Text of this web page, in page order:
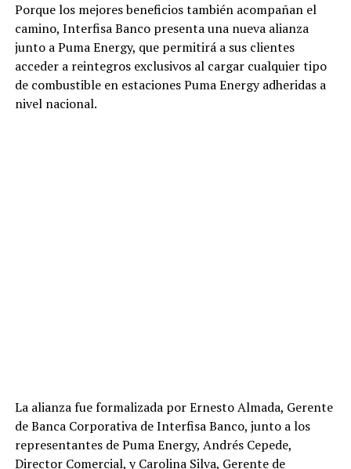
Porque los mejores beneficios también acompañan el
camino, Interfisa Banco presenta una nueva alianza
junto a Puma Energy, que permitirá a sus clientes
acceder a reintegros exclusivos al cargar cualquier tipo
de combustible en estaciones Puma Energy adheridas a
nivel nacional.
La alianza fue formalizada por Ernesto Almada, Gerente
de Banca Corporativa de Interfisa Banco, junto a los
representantes de Puma Energy, Andrés Cepede,
Director Comercial, y Carolina Silva, Gerente de